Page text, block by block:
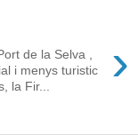
›
de la Selva ,
i menys turistic
la Fir...